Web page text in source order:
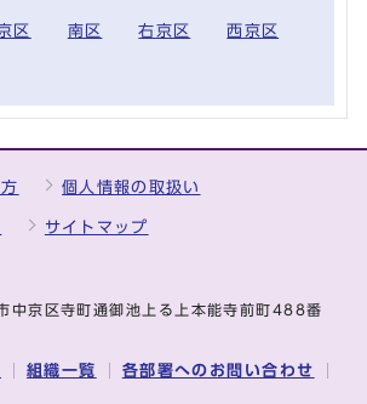
区 南区 右京区 西京区
個人情報の取扱い
サイトマップ
京区寺町通御池上る上本能寺前町488番
組織一覧 各部署へのお問い合わせ